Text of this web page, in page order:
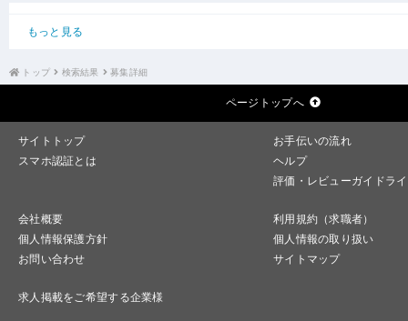
もっと見る
トップ 検索結果 募集詳細
ページトップへ
サイトトップ
お手伝いの流れ
スマホ認証とは
ヘルプ
評価・レビューガイドラ
会社概要
利用規約（求職者）
個人情報保護方針
個人情報の取り扱い
お問い合わせ
サイトマップ
求人掲載をご希望する企業様